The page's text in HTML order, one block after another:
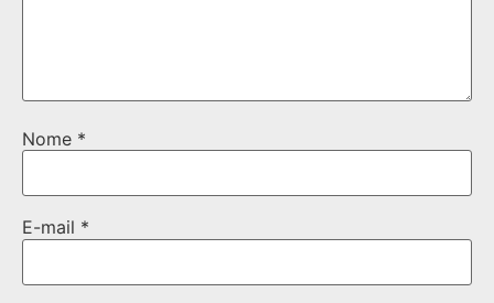
Nome *
E-mail *